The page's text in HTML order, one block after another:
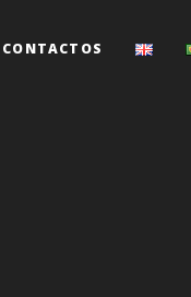
CONTACTOS